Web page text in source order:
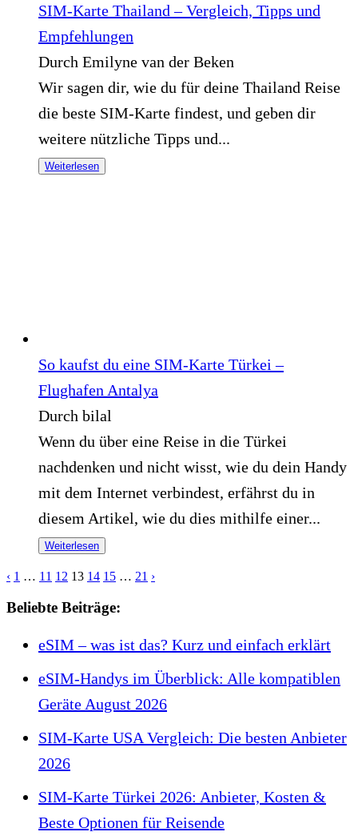
SIM-Karte Thailand – Vergleich, Tipps und
Empfehlungen
Durch Emilyne van der Beken
Wir sagen dir, wie du für deine Thailand Reise
die beste SIM-Karte findest, und geben dir
weitere nützliche Tipps und...
Weiterlesen
So kaufst du eine SIM-Karte Türkei –
Flughafen Antalya
Durch bilal
Wenn du über eine Reise in die Türkei
nachdenken und nicht wisst, wie du dein Handy
mit dem Internet verbindest, erfährst du in
diesem Artikel, wie du dies mithilfe einer...
Weiterlesen
‹ 1 … 11 12 13 14 15 … 21 ›
Beliebte Beiträge:
eSIM – was ist das? Kurz und einfach erklärt
eSIM-Handys im Überblick: Alle kompatiblen
Geräte August 2026
SIM-Karte USA Vergleich: Die besten Anbieter
2026
SIM-Karte Türkei 2026: Anbieter, Kosten &
Beste Optionen für Reisende